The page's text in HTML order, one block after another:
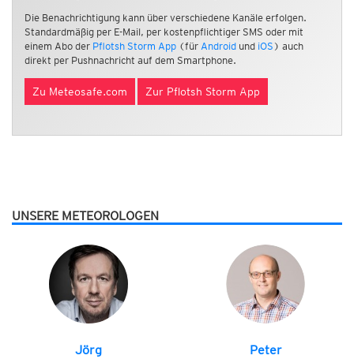
Die Benachrichtigung kann über verschiedene Kanäle erfolgen.
Standardmäßig per E-Mail, per kostenpflichtiger SMS oder mit
einem Abo der Pflotsh Storm App (für Android und iOS ) auch
direkt per Pushnachricht auf dem Smartphone.
Zu Meteosafe.com Zur Pflotsh Storm App
UNSERE METEOROLOGEN
Jörg Peter